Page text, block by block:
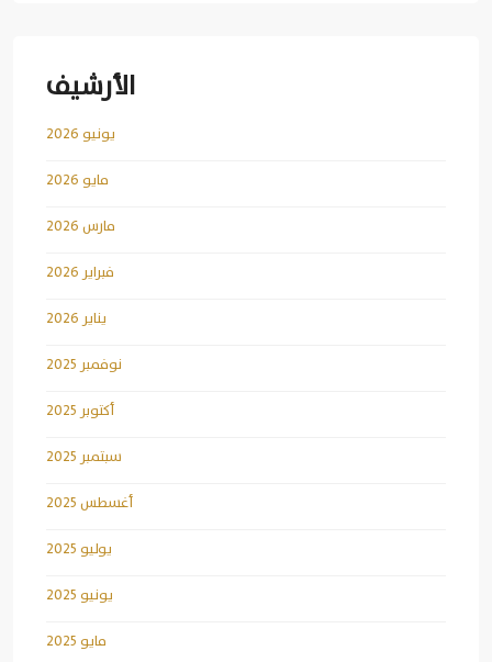
الأرشيف
يونيو 2026
مايو 2026
مارس 2026
فبراير 2026
يناير 2026
نوفمبر 2025
أكتوبر 2025
سبتمبر 2025
أغسطس 2025
يوليو 2025
يونيو 2025
مايو 2025